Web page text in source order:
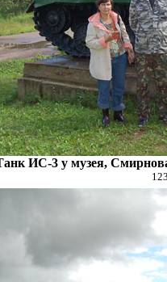
ИС-3 у музея,